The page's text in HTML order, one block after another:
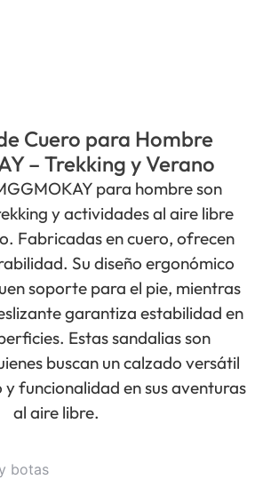
Cuero para Hombre
– Trekking y Verano
para hombre son
y actividades al aire libre
Fabricadas en cuero, ofrecen
Su diseño ergonómico
soporte para el pie, mientras
garantiza estabilidad en
Estas sandalias son
buscan un calzado versátil
y funcionalidad en sus aventuras
al aire libre.
botas